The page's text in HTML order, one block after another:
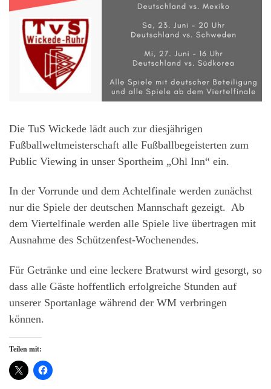
Die TuS Wickede lädt auch zur diesjährigen
Fußballweltmeisterschaft alle Fußballbegeisterten zum
Public Viewing in unser Sportheim „Ohl Inn“ ein.
In der Vorrunde und dem Achtelfinale werden zunächst
nur die Spiele der deutschen Mannschaft gezeigt. Ab
dem Viertelfinale werden alle Spiele live übertragen mit
Ausnahme des Schützenfest-Wochenendes.
Für Getränke und eine leckere Bratwurst wird gesorgt, so
dass alle Gäste hoffentlich erfolgreiche Stunden auf
unserer Sportanlage während der WM verbringen
können.
Teilen mit: